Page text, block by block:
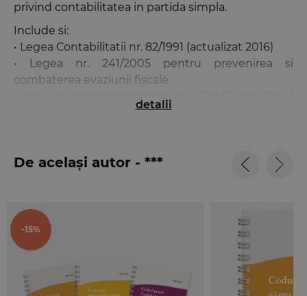
privind contabilitatea in partida simpla.
Include si:
• Legea Contabilitatii nr. 82/1991 (actualizat 2016)
• Legea nr. 241/2005 pentru prevenirea si
combaterea evaziunii fiscale
• inventarierierea patrimoniului ( O.M.F.P. nr. 2861 /
principalelor operatiuni de fuziune, divizare,
societatilor (actualizat 2016).
detalii
De același autor - ***
-15%